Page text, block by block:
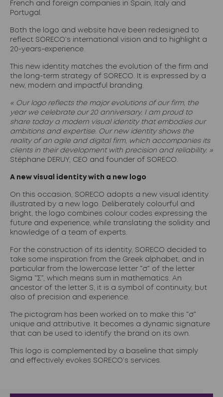
French and foreign companies in Spain, Italy and
Portugal.
Both the logo and website have been redesigned to
reflect SORECO’s international vision and to highlight a
20-years-experience.
This new identity matches the evolution of the firm and
the long-term strategy of SORECO. It is expressed by a
new, modern and impactful branding.
« Our logo reflects the major evolutions of our firm, the
year we celebrate our 20 anniversary. I am proud to
share today a modern visual identity that embodies our
ambitions and expertise. Our new identity shows the
reality of an agile and digital firm, which accompanies its
clients in their development with precision and reliability. »
Stéphane DERUY, CEO and founder of SORECO.
A new visual identity with a new logo
On this occasion, SORECO adopts a new visual identity
illustrated by a new logo. Deliberately colourful and
bright, the logo combines colour codes expressing the
future and experience, while translating the solidity and
knowledge of a team of experts.
For the construction of its identity, SORECO decided to
take some inspiration from the Greek alphabet, and in
particular from the lowercase letter “σ” of the letter
Sigma “Σ”, which means sum in mathematics. An
ancestor of the letter S, it is a symbol of continuity, but
also of precision and experience.
The pictogram has been worked on to make this “σ”
unique and attributive. It becomes a dynamic signature
that can be used to identify the brand on its own.
This logo is complemented by a baseline that simply
and effectively evokes SORECO’s services.